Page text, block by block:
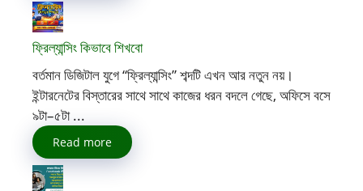
ফ্রিল্যান্সিং কিভাবে শিখবো
বর্তমান ডিজিটাল যুগে “ফ্রিল্যান্সিং” শব্দটি এখন আর নতুন নয়।
ইন্টারনেটের বিস্তারের সাথে সাথে কাজের ধরন বদলে গেছে, অফিসে বসে
৯টা–৫টা ...
Read more